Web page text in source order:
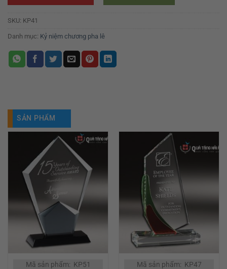
SKU: KP41
Danh mục: Kỷ niệm chương pha lê
SẢN PHẨM
Mã sản phẩm: KP51
Mã sản phẩm: KP47